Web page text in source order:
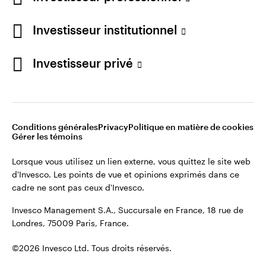
Investisseur institutionnel
Investisseur privé
Conditions généralesPrivacyPolitique en matière de cookies
Gérer les témoins
Lorsque vous utilisez un lien externe, vous quittez le site web
d'Invesco. Les points de vue et opinions exprimés dans ce
cadre ne sont pas ceux d'Invesco.
Invesco Management S.A., Succursale en France, 18 rue de
Londres, 75009 Paris, France.
©2026 Invesco Ltd. Tous droits réservés.